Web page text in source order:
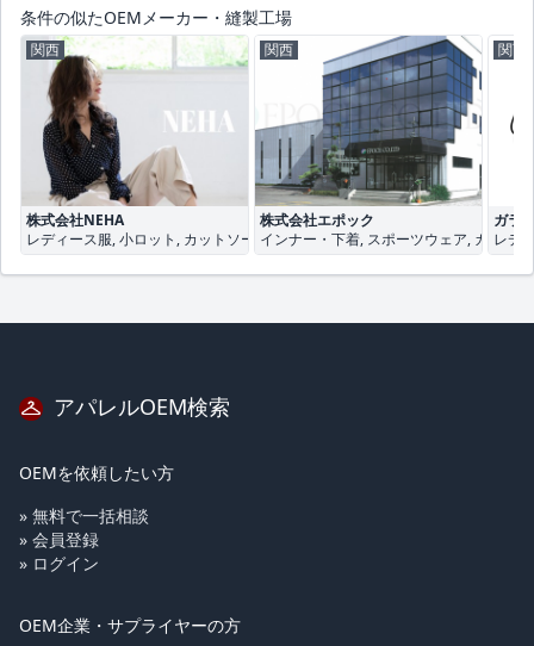
条件の似たOEMメーカー・縫製工場
関西
株式会社NEHA
レディース服, 小ロット, カットソー
関西
株式会社エポック
インナー・下着, スポーツウェア, カット
関西
ガラ
レデ
アパレルOEM検索
OEMを依頼したい方
» 無料で一括相談
» 会員登録
» ログイン
OEM企業・サプライヤーの方